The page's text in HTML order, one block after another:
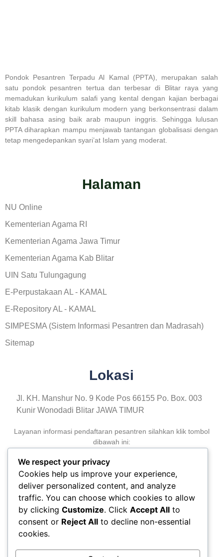
Pondok Pesantren Terpadu Al Kamal (PPTA), merupakan salah
satu pondok pesantren tertua dan terbesar di Blitar raya yang
memadukan kurikulum salafi yang kental dengan kajian berbagai
kitab klasik dengan kurikulum modern yang berkonsentrasi dalam
skill bahasa asing baik arab maupun inggris. Sehingga lulusan
PPTA diharapkan mampu menjawab tantangan globalisasi dengan
tetap mengedepankan syari’at Islam yang moderat.
Halaman
NU Online
Kementerian Agama RI
Kementerian Agama Jawa Timur
Kementerian Agama Kab Blitar
UIN Satu Tulungagung
E-Perpustakaan AL - KAMAL
E-Repository AL - KAMAL
SIMPESMA (Sistem Informasi Pesantren dan Madrasah)
Sitemap
Lokasi
Jl. KH. Manshur No. 9 Kode Pos 66155 Po. Box. 003
Kunir Wonodadi Blitar JAWA TIMUR
Layanan informasi pendaftaran pesantren silahkan klik tombol
dibawah ini:
DAFTAR PPTA
We respect your privacy
Cookies help us improve your experience,
deliver personalized content, and analyze
traffic. You can choose which cookies to allow
by clicking Customize. Click Accept All to
consent or Reject All to decline non-essential
cookies.